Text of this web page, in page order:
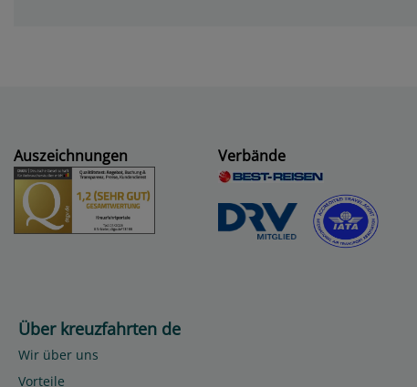
Auszeichnungen Verbände
Über kreuzfahrten de
Wir über uns
Vorteile